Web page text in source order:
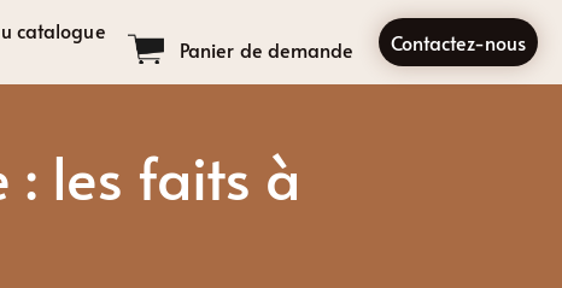
Contactez-nous
Panier de demande
catalogue
: les faits à